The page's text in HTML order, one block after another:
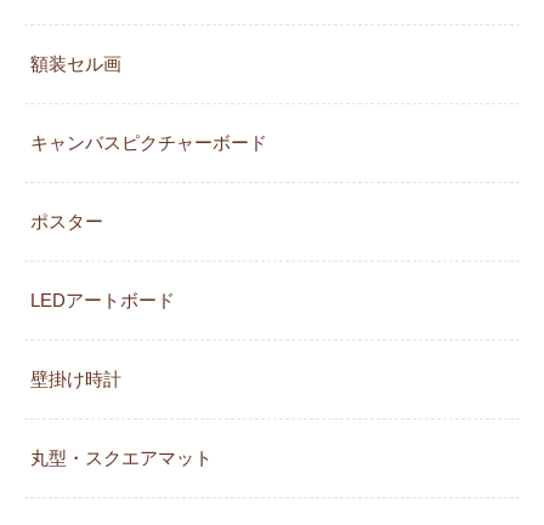
額装セル画
キャンバスピクチャーボード
ポスター
LEDアートボード
壁掛け時計
丸型・スクエアマット